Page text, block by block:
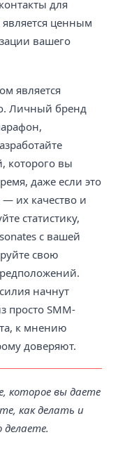
для
ценным
вашего
является
Личный бренд
которого вы
даже если это
— их качество и
статистику,
с вашей
свою
начнут
просто SMM-
к мнению
доверяют.
которое вы даете
как делать и
делаете.